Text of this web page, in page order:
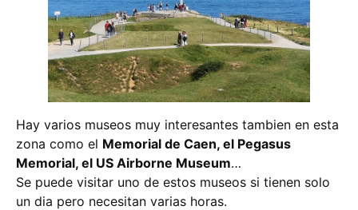
Hay varios museos muy interesantes tambien en esta
zona como el Memorial de Caen, el Pegasus
Memorial, el US Airborne Museum…
Se puede visitar uno de estos museos si tienen solo
un dia pero necesitan varias horas.